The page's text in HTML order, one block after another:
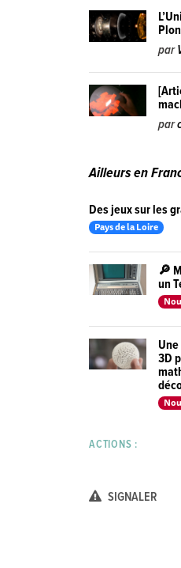
par
par
Ailleurs en
Des jeux sur les
Pays de la Loire
🔎
un
3D
ACTIONS :
SIGNALER